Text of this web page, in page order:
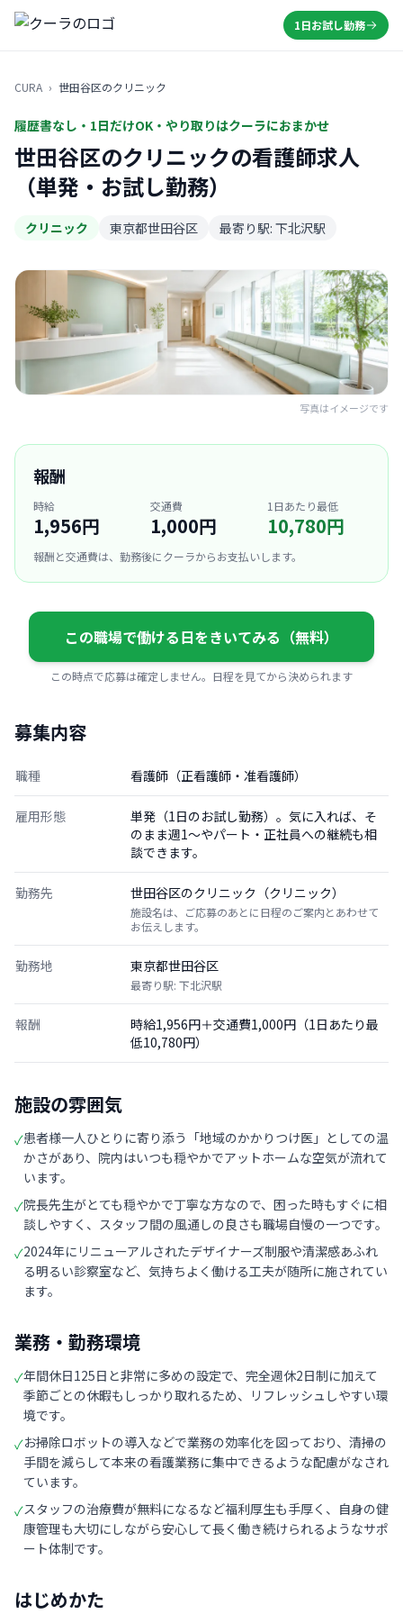
1日お試し勤務
CURA › 世田谷区のクリニック
履歴書なし・1日だけOK・やり取りはクーラにおまかせ
世田谷区のクリニックの看護師求人
（単発・お試し勤務）
クリニック 東京都世田谷区 最寄り駅: 下北沢駅
写真はイメージです
報酬
時給
1,956円
交通費
1,000円
1日あたり最低
10,780円
報酬と交通費は、勤務後にクーラからお支払いします。
この職場で働ける日をきいてみる（無料）
この時点で応募は確定しません。日程を見てから決められます
募集内容
職種 看護師（正看護師・准看護師）
雇用形態
単発（1日のお試し勤務）。気に入れば、そ
のまま週1〜やパート・正社員への継続も相
談できます。
勤務先 世田谷区のクリニック（クリニック）
施設名は、ご応募のあとに日程のご案内とあわせて
お伝えします。
勤務地 東京都世田谷区
最寄り駅: 下北沢駅
報酬
時給1,956円＋交通費1,000円（1日あたり最
低10,780円）
施設の雰囲気
✓患者様一人ひとりに寄り添う「地域のかかりつけ医」としての温
かさがあり、院内はいつも穏やかでアットホームな空気が流れて
います。
✓院長先生がとても穏やかで丁寧な方なので、困った時もすぐに相
談しやすく、スタッフ間の風通しの良さも職場自慢の一つです。
✓2024年にリニューアルされたデザイナーズ制服や清潔感あふれ
る明るい診察室など、気持ちよく働ける工夫が随所に施されてい
ます。
業務・勤務環境
✓年間休日125日と非常に多めの設定で、完全週休2日制に加えて
季節ごとの休暇もしっかり取れるため、リフレッシュしやすい環
境です。
✓お掃除ロボットの導入などで業務の効率化を図っており、清掃の
手間を減らして本来の看護業務に集中できるような配慮がなされ
ています。
✓スタッフの治療費が無料になるなど福利厚生も手厚く、自身の健
康管理も大切にしながら安心して長く働き続けられるようなサポ
ート体制です。
はじめかた